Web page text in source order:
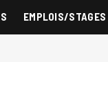
EMPLOIS/STAGES